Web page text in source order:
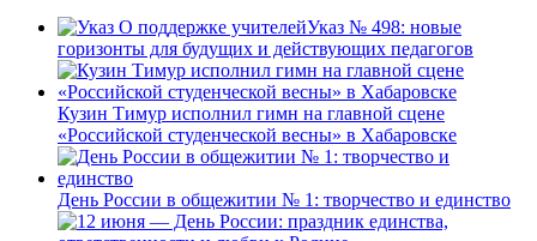
Указ № 498: новые
горизонты для будущих и действующих педагогов
Кузин Тимур исполнил гимн на главной сцене
«Российской студенческой весны» в Хабаровске
День России в общежитии № 1: творчество и единство